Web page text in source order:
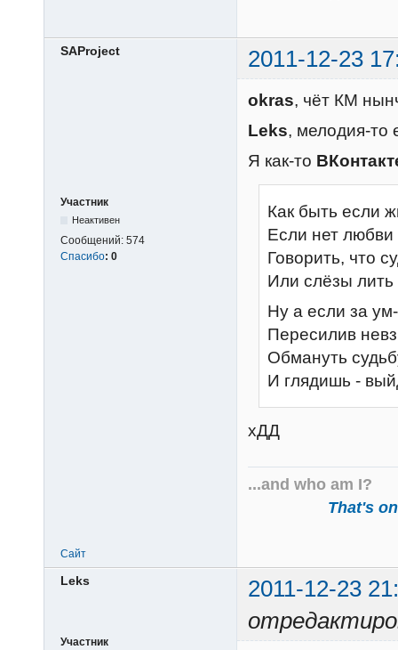
SAProject 2011-12-23
Участник
Неактивен
Сообщений: 574
Спасибо: 0
okras, чёт КМ
Leks, мелодия-то
Я как-то
Как быть если
Если нет
Говорить, что
Или слёзы
Ну а если за
Пересилив
Обмануть
И глядишь -
хДД
...and who am I?
That's
Сайт
Leks
2011-12-23
Участник